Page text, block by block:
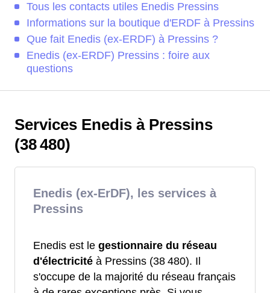
Tous les contacts utiles Enedis Pressins
Informations sur la boutique d'ERDF à Pressins
Que fait Enedis (ex-ERDF) à Pressins ?
Enedis (ex-ERDF) Pressins : foire aux
questions
Services Enedis à Pressins
(38 480)
Enedis (ex-ErDF), les services à
Pressins
Enedis est le gestionnaire du réseau
d'électricité à Pressins (38 480). Il
s'occupe de la majorité du réseau français